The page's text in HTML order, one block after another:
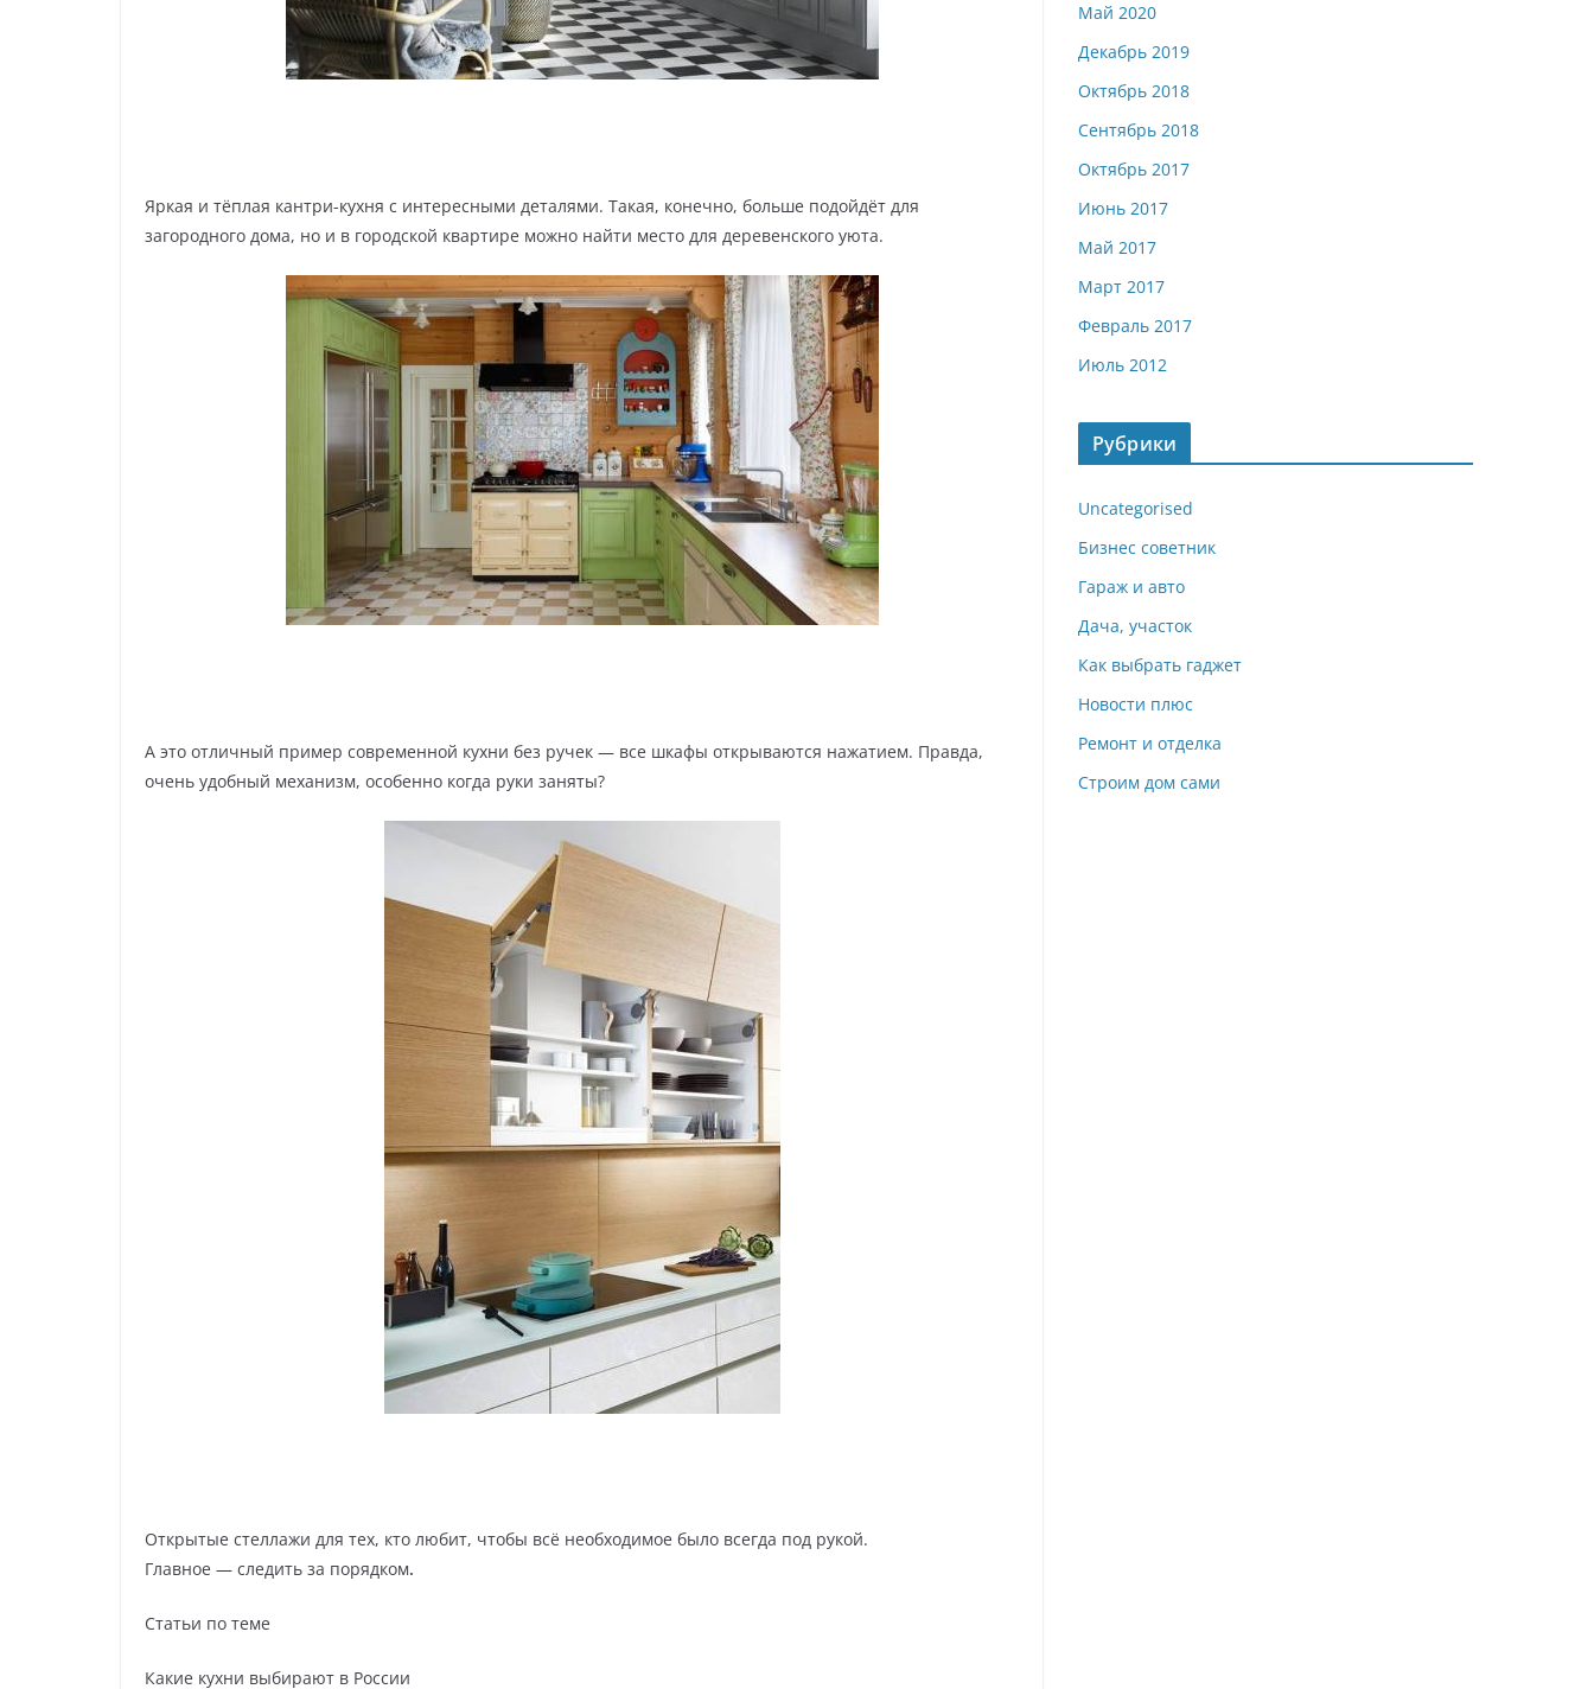
Яркая и тёплая кантри-кухня с интересными деталями. Такая, конечно, больше подойдёт для
загородного дома, но и в городской квартире можно найти место для деревенского уюта.
А это отличный пример современной кухни без ручек — все шкафы открываются нажатием. Правда,
очень удобный механизм, особенно когда руки заняты?
Открытые стеллажи для тех, кто любит, чтобы всё необходимое было всегда под рукой.
Главное — следить за порядком.
Статьи по теме
Какие кухни выбирают в России
Май 2020
Декабрь 2019
Октябрь 2018
Сентябрь 2018
Октябрь 2017
Июнь 2017
Май 2017
Март 2017
Февраль 2017
Июль 2012
Рубрики
Uncategorised
Бизнес советник
Гараж и авто
Дача, участок
Как выбрать гаджет
Новости плюс
Ремонт и отделка
Строим дом сами